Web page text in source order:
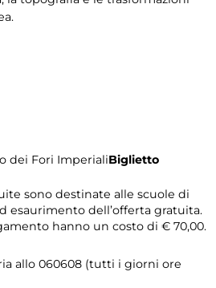
dei Fori ImperialiBiglietto
sono destinate alle scuole di
esaurimento dell’offerta gratuita.
hanno un costo di € 70,00.
allo 060608 (tutti i giorni ore